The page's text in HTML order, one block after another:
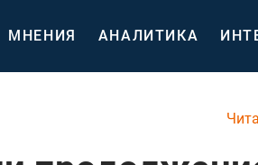
МНЕНИЯ АНАЛИТИКА